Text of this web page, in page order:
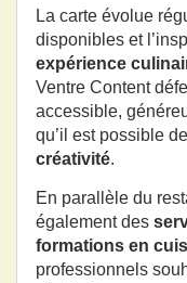
La carte évolue
disponibles et
expérience
Ventre Content
accessible,
qu’il est possible
créativité.
En parallèle du
également des
formations en
professionnels